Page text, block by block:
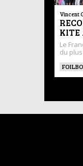
Vincent
KITE
Le
du